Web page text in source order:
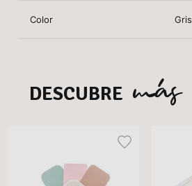
Color Gris
DESCUBRE más